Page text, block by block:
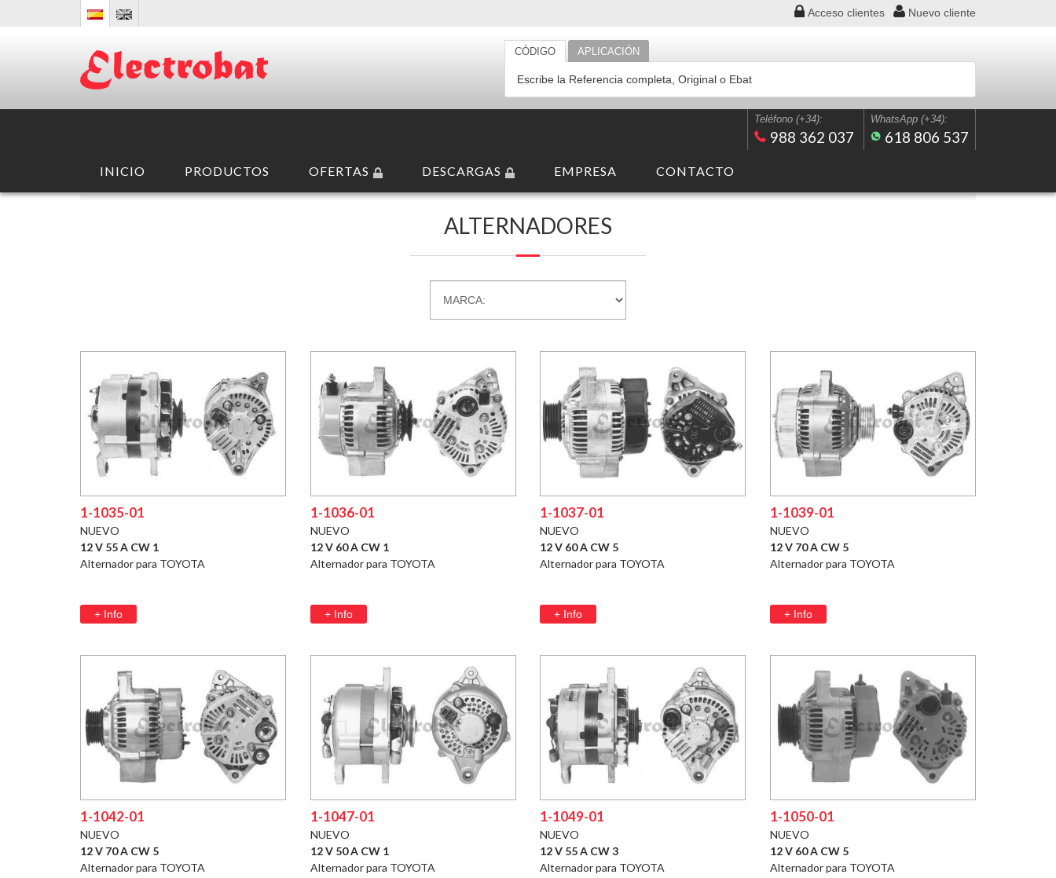
Acceso clientes Nuevo cliente
CÓDIGO APLICACIÓN
Teléfono (+34):
988 362 037
WhatsApp (+34):
618 806 537
INICIO PRODUCTOS OFERTAS DESCARGAS EMPRESA CONTACTO
ALTERNADORES
1-1035-01
NUEVO
12 V 55 A CW 1
Alternador para TOYOTA
+ Info
1-1036-01
NUEVO
12 V 60 A CW 1
Alternador para TOYOTA
+ Info
1-1037-01
NUEVO
12 V 60 A CW 5
Alternador para TOYOTA
+ Info
1-1039-01
NUEVO
12 V 70 A CW 5
Alternador para TOYOTA
+ Info
1-1042-01
NUEVO
12 V 70 A CW 5
Alternador para TOYOTA
1-1047-01
NUEVO
12 V 50 A CW 1
Alternador para TOYOTA
1-1049-01
NUEVO
12 V 55 A CW 3
Alternador para TOYOTA
1-1050-01
NUEVO
12 V 60 A CW 5
Alternador para TOYOTA